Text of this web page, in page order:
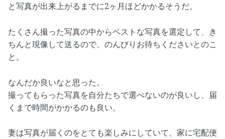
と写真が出来上がるまでに2ヶ月ほどかかるそうだ。
たくさん撮った写真の中からベストな写真を選定して、き
ちんと現像して送るので、のんびりお待ちくださいとのこ
と。
なんだか良いなと思った。
撮ってもらった写真を自分たちで選べないのが良いし、届
くまで時間がかかるのも良い。
妻は写真が届くのをとても楽しみにしていて、家に宅配便